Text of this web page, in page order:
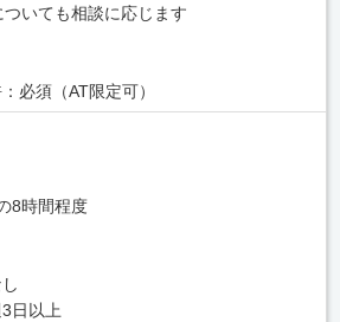
ついても相談に応じます
必須（AT限定可）
8時間程度
日以上